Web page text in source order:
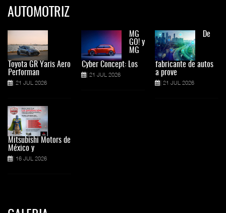
AUTOMOTRIZ
Toyota GR Yaris Aero
Performan
21 JUL 2026
Mitsubishi Motors de
México y
16 JUL 2026
MG
GO! y
MG
Cyber Concept: Los
21 JUL 2026
De
fabricante de autos
a prove
21 JUL 2026